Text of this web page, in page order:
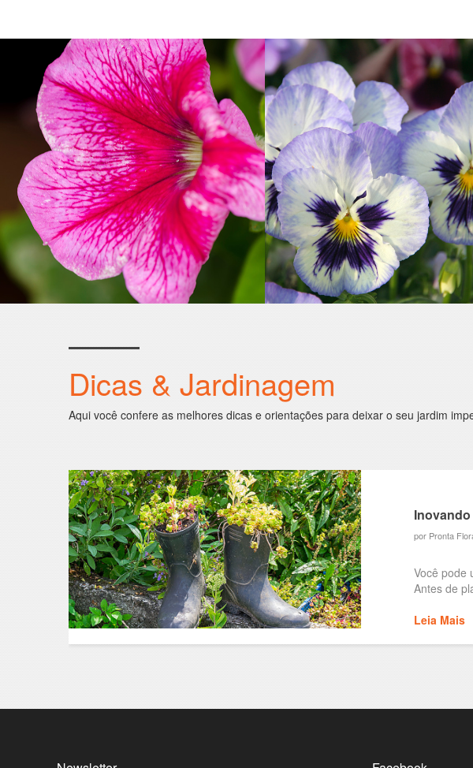
Dicas & Jardinagem
Aqui você confere as melhores dicas e orientações para deixar o seu jardim
por Pronta
Você pode
Antes de
Leia Mais